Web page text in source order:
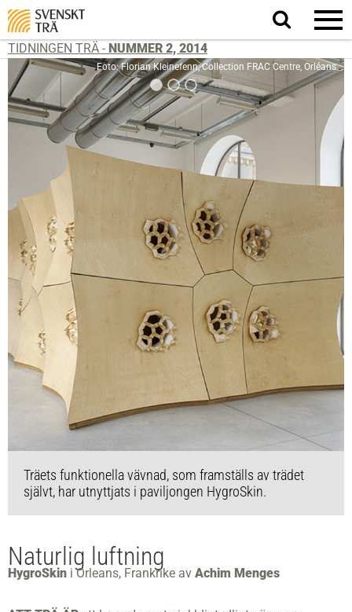
Sök
på
TIDNINGEN TRÄ - NUMMER 2, 2014
Foto: Florian Kleinefenn, Collection FRAC Centre, Orléans
Träets funktionella vävnad, som framställs av trädet
självt, har utnyttjats i paviljongen HygroSkin.
Naturlig luftning
HygroSkin i Orleans, Frankrike av Achim Menges